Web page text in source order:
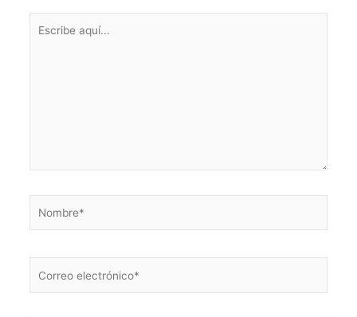
aquí...
electrónico*